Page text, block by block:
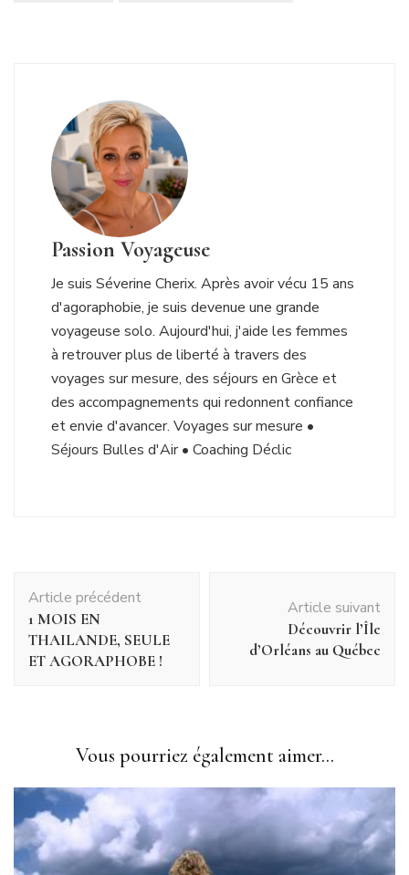
Passion Voyageuse
Je suis Séverine Cherix. Après avoir vécu 15 ans
d'agoraphobie, je suis devenue une grande
voyageuse solo. Aujourd'hui, j'aide les femmes
à retrouver plus de liberté à travers des
voyages sur mesure, des séjours en Grèce et
des accompagnements qui redonnent confiance
et envie d'avancer. Voyages sur mesure •
Séjours Bulles d'Air • Coaching Déclic
d'article
Article précédent
1 MOIS EN
THAILANDE, SEULE
ET AGORAPHOBE !
Article suivant
Découvrir l’Île
d’Orléans au Québec
Vous pourriez également aimer...